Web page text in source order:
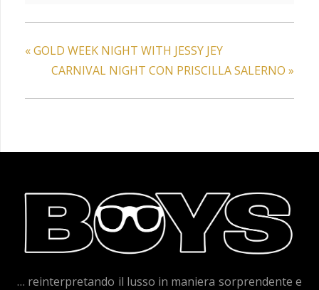
«GOLD WEEK NIGHT WITH JESSY JEY
CARNIVAL NIGHT CON PRISCILLA SALERNO »
… reinterpretando il lusso in maniera sorprendente e